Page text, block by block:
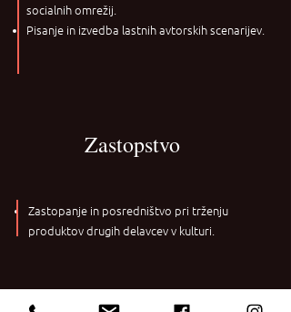
socialnih omrežij.
Pisanje in izvedba lastnih avtorskih scenarijev.
Zastopstvo
​Zastopanje in posredništvo pri trženju
produktov drugih delavcev v kulturi.